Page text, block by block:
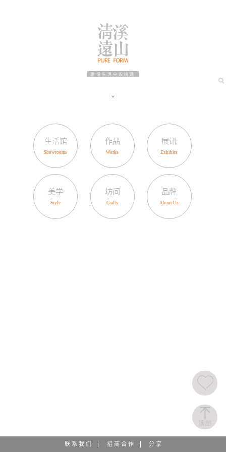
建设生活中的桃源
生活馆 作品 展讯
美学 坊间 品牌
联 系 我 们 招 商 合 作 分 享